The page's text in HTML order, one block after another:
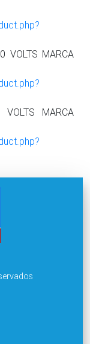
VOLTS MARCA
MARCA